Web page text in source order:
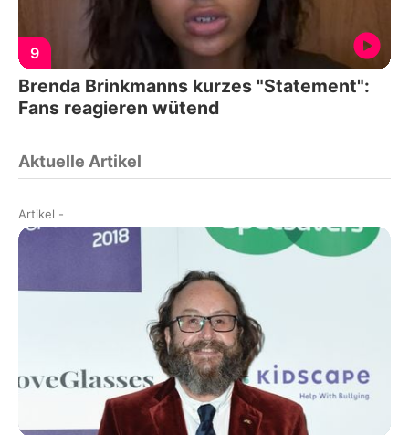
9
Brenda Brinkmanns kurzes "Statement":
Fans reagieren wütend
Aktuelle Artikel
Artikel -